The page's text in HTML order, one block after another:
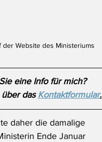
der Website des Ministeriums
eine Info für mich?
das Kontaktformular.
daher die damalige
Ende Januar